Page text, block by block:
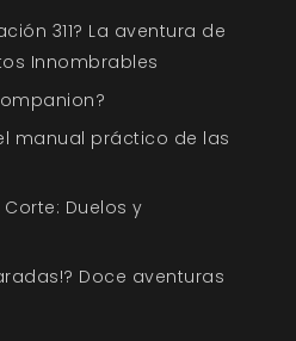
311? La aventura de
Innombrables
el manual práctico de las
Duelos y
Doce aventuras